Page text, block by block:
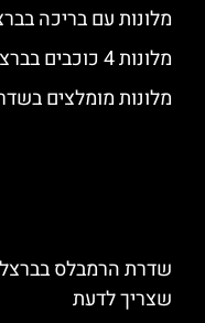
מלונות עם בריכה
מלונות 4 כוכבים בברצלונה
מלונות מומלצים
שצריך לדעת